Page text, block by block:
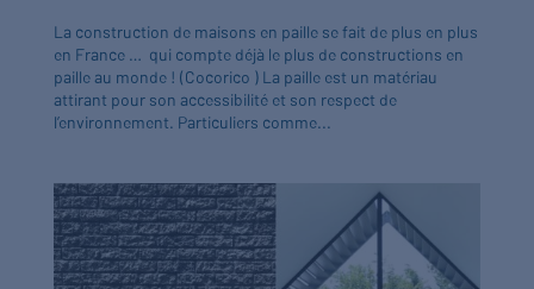
La construction de maisons en paille se fait de plus en plus
en France … qui compte déjà le plus de constructions en
paille au monde ! (Cocorico ) La paille est un matériau
attirant pour son accessibilité et son respect de
l’environnement. Particuliers comme...